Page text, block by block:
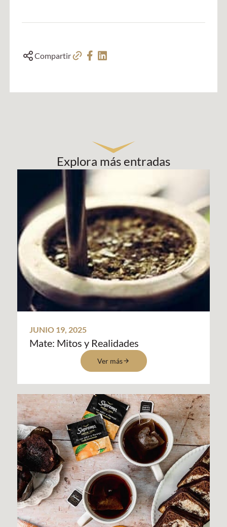
Compartir
Explora más entradas
JUNIO 19, 2025
Mate: Mitos y Realidades
Ver más